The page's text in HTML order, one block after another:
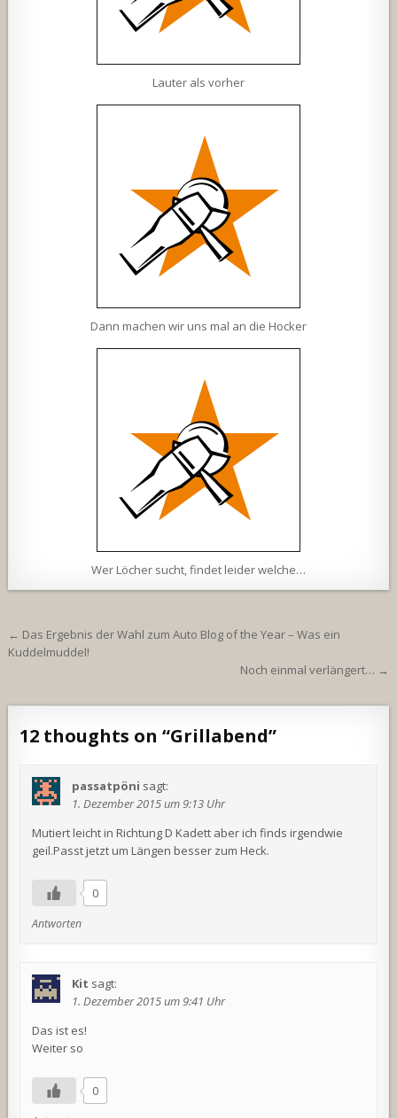
Lauter als vorher
Dann machen wir uns mal an die Hocker
Wer Löcher sucht, findet leider welche…
Beitragsnavigation
← Das Ergebnis der Wahl zum Auto Blog of the Year – Was ein
Kuddelmuddel!
Noch einmal verlängert… →
12 thoughts on “Grillabend”
passatpöni sagt:
1. Dezember 2015 um 9:13 Uhr
Mutiert leicht in Richtung D Kadett aber ich finds irgendwie
geil.Passt jetzt um Längen besser zum Heck.
0
Antworten
Kit sagt:
1. Dezember 2015 um 9:41 Uhr
Das ist es!
Weiter so
0